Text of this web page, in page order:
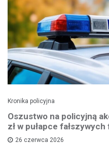
Kronika policyjna
Oszustwo na policyjną
zł w pułapce
26 czerwca 2026